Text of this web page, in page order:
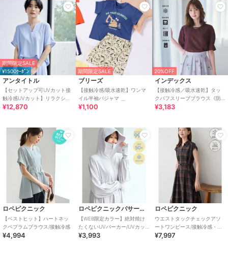
期間限定SALE
¥1500ｸｰﾎﾟﾝ
アンタイトル
【セットアップ可UVカット接
触冷感UVカット】リラクシー
キーVネックブラウス
¥12,870
期間限定SALE
ブリーズ
【接触冷感/吸水速乾】ワンマ
¥1,100
20%OFF
インデックス
【接触冷感／吸水速乾】タッ
クパフスリーブブラウス《防
シワ／洗濯機OK／XS～3L／
¥3,183
ロペピクニック
【ベストヒット】ハートネッ
クペプラムブラウス/接触冷感
¥4,994
ロペピクニックパサージュ
【WEB限定カラー】絶対焼け
たくないUVパーカー/UVカッ
ト・接触冷感
¥3,993
ロペピクニック
ウエストタックチェックアソ
ートワンピース/接触冷感・防
シワ・リンクコーデ
¥7,997